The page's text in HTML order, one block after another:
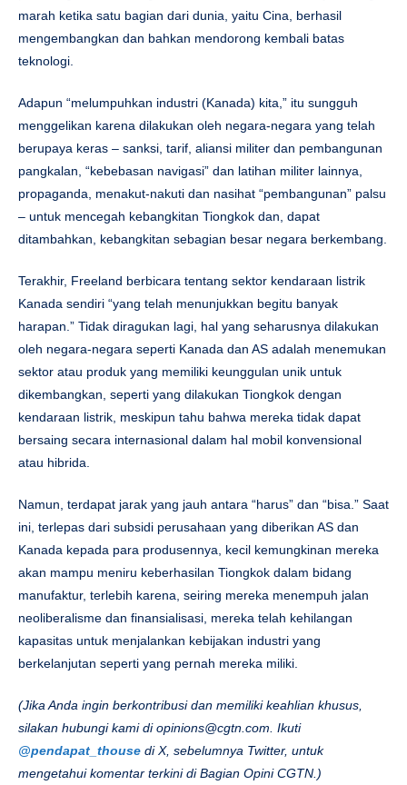
marah ketika satu bagian dari dunia, yaitu Cina, berhasil
mengembangkan dan bahkan mendorong kembali batas
teknologi.
Adapun “melumpuhkan industri (Kanada) kita,” itu sungguh
menggelikan karena dilakukan oleh negara-negara yang telah
berupaya keras – sanksi, tarif, aliansi militer dan pembangunan
pangkalan, “kebebasan navigasi” dan latihan militer lainnya,
propaganda, menakut-nakuti dan nasihat “pembangunan” palsu
– untuk mencegah kebangkitan Tiongkok dan, dapat
ditambahkan, kebangkitan sebagian besar negara berkembang.
Terakhir, Freeland berbicara tentang sektor kendaraan listrik
Kanada sendiri “yang telah menunjukkan begitu banyak
harapan.” Tidak diragukan lagi, hal yang seharusnya dilakukan
oleh negara-negara seperti Kanada dan AS adalah menemukan
sektor atau produk yang memiliki keunggulan unik untuk
dikembangkan, seperti yang dilakukan Tiongkok dengan
kendaraan listrik, meskipun tahu bahwa mereka tidak dapat
bersaing secara internasional dalam hal mobil konvensional
atau hibrida.
Namun, terdapat jarak yang jauh antara “harus” dan “bisa.” Saat
ini, terlepas dari subsidi perusahaan yang diberikan AS dan
Kanada kepada para produsennya, kecil kemungkinan mereka
akan mampu meniru keberhasilan Tiongkok dalam bidang
manufaktur, terlebih karena, seiring mereka menempuh jalan
neoliberalisme dan finansialisasi, mereka telah kehilangan
kapasitas untuk menjalankan kebijakan industri yang
berkelanjutan seperti yang pernah mereka miliki.
(Jika Anda ingin berkontribusi dan memiliki keahlian khusus,
silakan hubungi kami diopinions@cgtn.com . Ikuti
@pendapat_thouse di X, sebelumnya Twitter, untuk
mengetahui komentar terkini di Bagian Opini CGTN.)